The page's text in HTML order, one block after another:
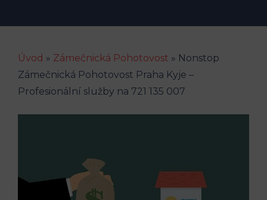
Úvod » Zámečnická Pohotovost » Nonstop
Zámečnická Pohotovost Praha Kyje –
Profesionální služby na 721 135 007